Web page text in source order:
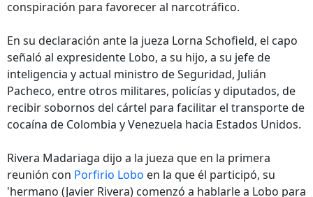
conspiración para favorecer al narcotráfico.
En su declaración ante la jueza Lorna Schofield, el capo
señaló al expresidente Lobo, a su hijo, a su jefe de
inteligencia y actual ministro de Seguridad, Julián
Pacheco, entre otros militares, policías y diputados, de
recibir sobornos del cártel para facilitar el transporte de
cocaína de Colombia y Venezuela hacia Estados Unidos.
Rivera Madariaga dijo a la jueza que en la primera
reunión con Porfirio Lobo en la que él participó, su
'hermano (Javier Rivera) comenzó a hablarle a Lobo para